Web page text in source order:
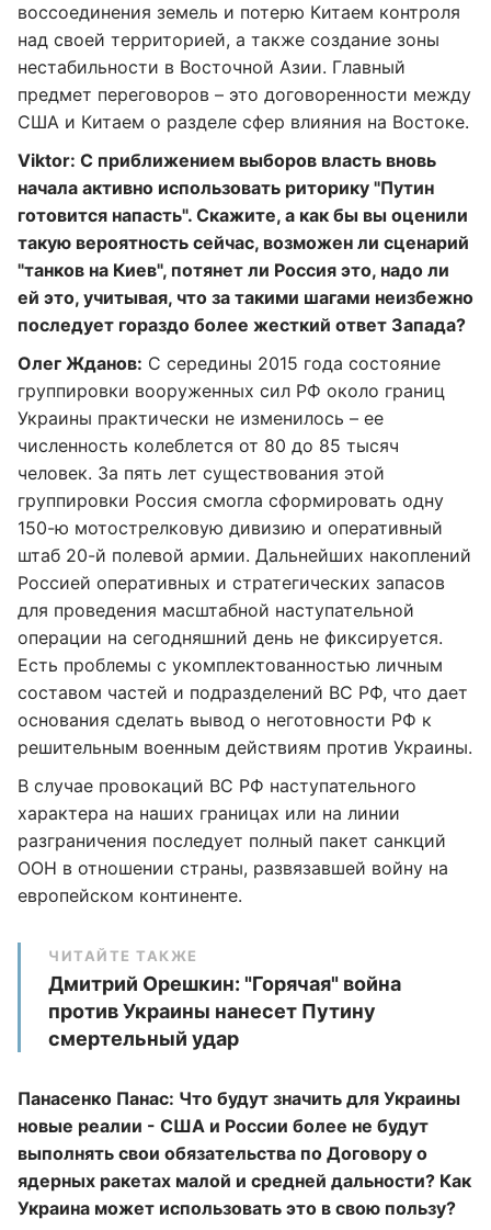
воссоединения земель и потерю Китаем контроля
над своей территорией, а также создание зоны
нестабильности в Восточной Азии. Главный
предмет переговоров – это договоренности между
США и Китаем о разделе сфер влияния на Востоке.
Viktor: С приближением выборов власть вновь
начала активно использовать риторику "Путин
готовится напасть". Скажите, а как бы вы оценили
такую вероятность сейчас, возможен ли сценарий
"танков на Киев", потянет ли Россия это, надо ли
ей это, учитывая, что за такими шагами неизбежно
последует гораздо более жесткий ответ Запада?
Олег Жданов: С середины 2015 года состояние
группировки вооруженных сил РФ около границ
Украины практически не изменилось – ее
численность колеблется от 80 до 85 тысяч
человек. За пять лет существования этой
группировки Россия смогла сформировать одну
150-ю мотострелковую дивизию и оперативный
штаб 20-й полевой армии. Дальнейших накоплений
Россией оперативных и стратегических запасов
для проведения масштабной наступательной
операции на сегодняшний день не фиксируется.
Есть проблемы с укомплектованностью личным
составом частей и подразделений ВС РФ, что дает
основания сделать вывод о неготовности РФ к
решительным военным действиям против Украины.
В случае провокаций ВС РФ наступательного
характера на наших границах или на линии
разграничения последует полный пакет санкций
ООН в отношении страны, развязавшей войну на
европейском континенте.
ЧИТАЙТЕ ТАКЖЕ
Дмитрий Орешкин: "Горячая" война
против Украины нанесет Путину
смертельный удар
Панасенко Панас: Что будут значить для Украины
новые реалии - США и России более не будут
выполнять свои обязательства по Договору о
ядерных ракетах малой и средней дальности? Как
Украина может использовать это в свою пользу?